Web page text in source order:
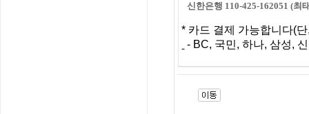
신한은행 110-425-162051 (최
* 카드 결제 가능합니다(단
- BC, 국민, 하나, 삼성,